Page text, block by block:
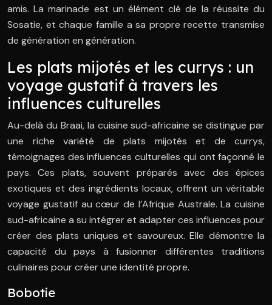
amis. La marinade est un élément clé de la réussite du
Sosatie, et chaque famille a sa propre recette transmise
de génération en génération.
Les plats mijotés et les currys : un
voyage gustatif à travers les
influences culturelles
Au-delà du Braai, la cuisine sud-africaine se distingue par
une riche variété de plats mijotés et de currys,
témoignages des influences culturelles qui ont façonné le
pays. Ces plats, souvent préparés avec des épices
exotiques et des ingrédients locaux, offrent un véritable
voyage gustatif au cœur de l’Afrique Australe. La cuisine
sud-africaine a su intégrer et adapter ces influences pour
créer des plats uniques et savoureux. Elle démontre la
capacité du pays à fusionner différentes traditions
culinaires pour créer une identité propre.
Bobotie